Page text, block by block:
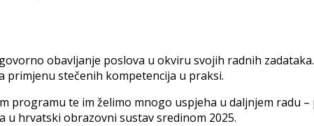
obavljanje poslova u okviru svojih radnih
stečenih kompetencija u praksi.
programu te im želimo mnogo uspjeha u daljnjem radu
hrvatski obrazovni sustav sredinom 2025.